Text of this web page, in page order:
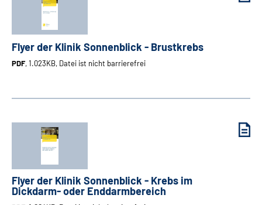
Flyer der Klinik Sonnenblick - Brustkrebs
PDF, 1.023KB, Datei ist nicht barrierefrei
Flyer der Klinik Sonnenblick - Krebs im
Dickdarm- oder Enddarmbereich